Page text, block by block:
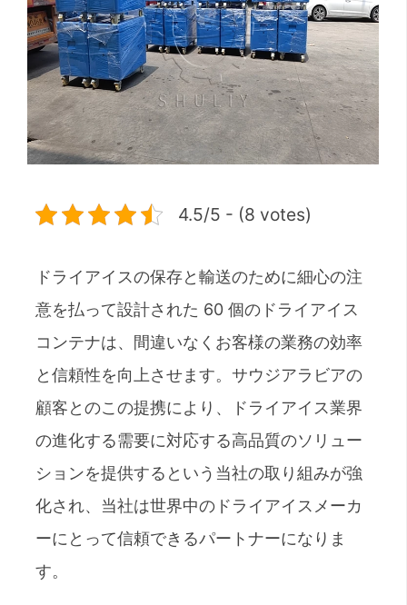
4.5/5 - (8 votes)
ドライアイスの保存と輸送のために細心の注
意を払って設計された 60 個のドライアイス
コンテナは、間違いなくお客様の業務の効率
と信頼性を向上させます。サウジアラビアの
顧客とのこの提携により、ドライアイス業界
の進化する需要に対応する高品質のソリュー
ションを提供するという当社の取り組みが強
化され、当社は世界中のドライアイスメーカ
ーにとって信頼できるパートナーになりま
す。